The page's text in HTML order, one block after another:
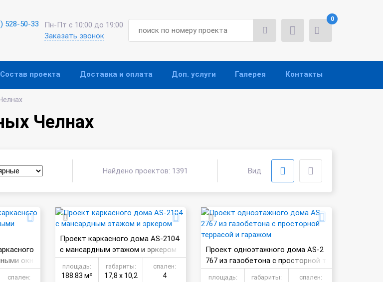
528-50-33
Пн-Пт с 10:00 до 19:00
Заказать звонок
0
Состав проекта Доставка и оплата Доп. услуги Галерея Контакты
Челнах
Найдено проектов: 1391 Вид
окн
спален:
Проект каркасного дома AS-2104
с мансардным этажом и эркером
площадь:
188.83 м²
габариты:
17,8 х 10,2
спален:
4
Проект одноэтажного дома AS-2
767 из газобетона с просторной т
еррасой и гаражом
площадь: габариты: спален: